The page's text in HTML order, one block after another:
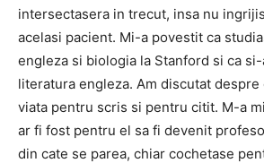
intersectasera in trecut, insa nu
acelasi pacient. Mi-a povestit ca
engleza si biologia la Stanford si ca
literatura engleza. Am discutat
viata pentru scris si pentru citit. M-a
ar fi fost pentru el sa fi devenit
din cate se parea, chiar cochetase